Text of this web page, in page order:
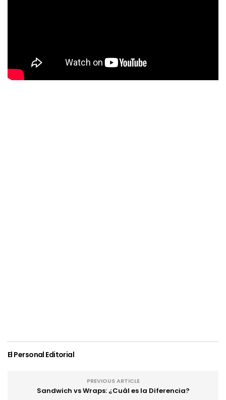
El Personal Editorial
PREVIOUS ARTICLE
Sandwich vs Wraps: ¿Cuál es la Diferencia?